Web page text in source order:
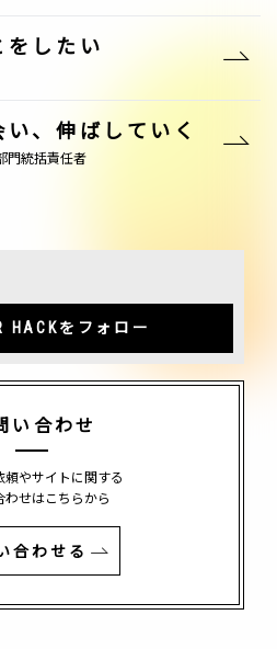
をしたい
、伸ばしていく
門統括責任者
HACKをフォロー
い合わせ
頼やサイトに関する
わせはこちらから
合わせる